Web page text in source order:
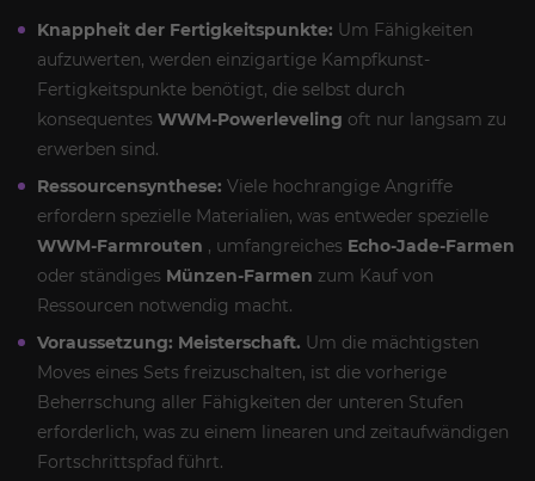
Knappheit der Fertigkeitspunkte: Um Fähigkeiten
aufzuwerten, werden einzigartige Kampfkunst-
Fertigkeitspunkte benötigt, die selbst durch
konsequentes WWM-Powerleveling oft nur langsam zu
erwerben sind.
Ressourcensynthese: Viele hochrangige Angriffe
erfordern spezielle Materialien, was entweder spezielle
WWM-Farmrouten , umfangreiches Echo-Jade-Farmen
oder ständiges Münzen-Farmen zum Kauf von
Ressourcen notwendig macht.
Voraussetzung: Meisterschaft. Um die mächtigsten
Moves eines Sets freizuschalten, ist die vorherige
Beherrschung aller Fähigkeiten der unteren Stufen
erforderlich, was zu einem linearen und zeitaufwändigen
Fortschrittspfad führt.